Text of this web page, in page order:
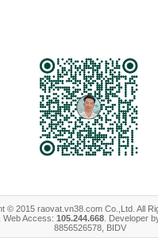
© 2015 raovat.vn38.com Co.,Ltd. All
, Web Access: 105.244.668 . Developer
8856526578, BIDV